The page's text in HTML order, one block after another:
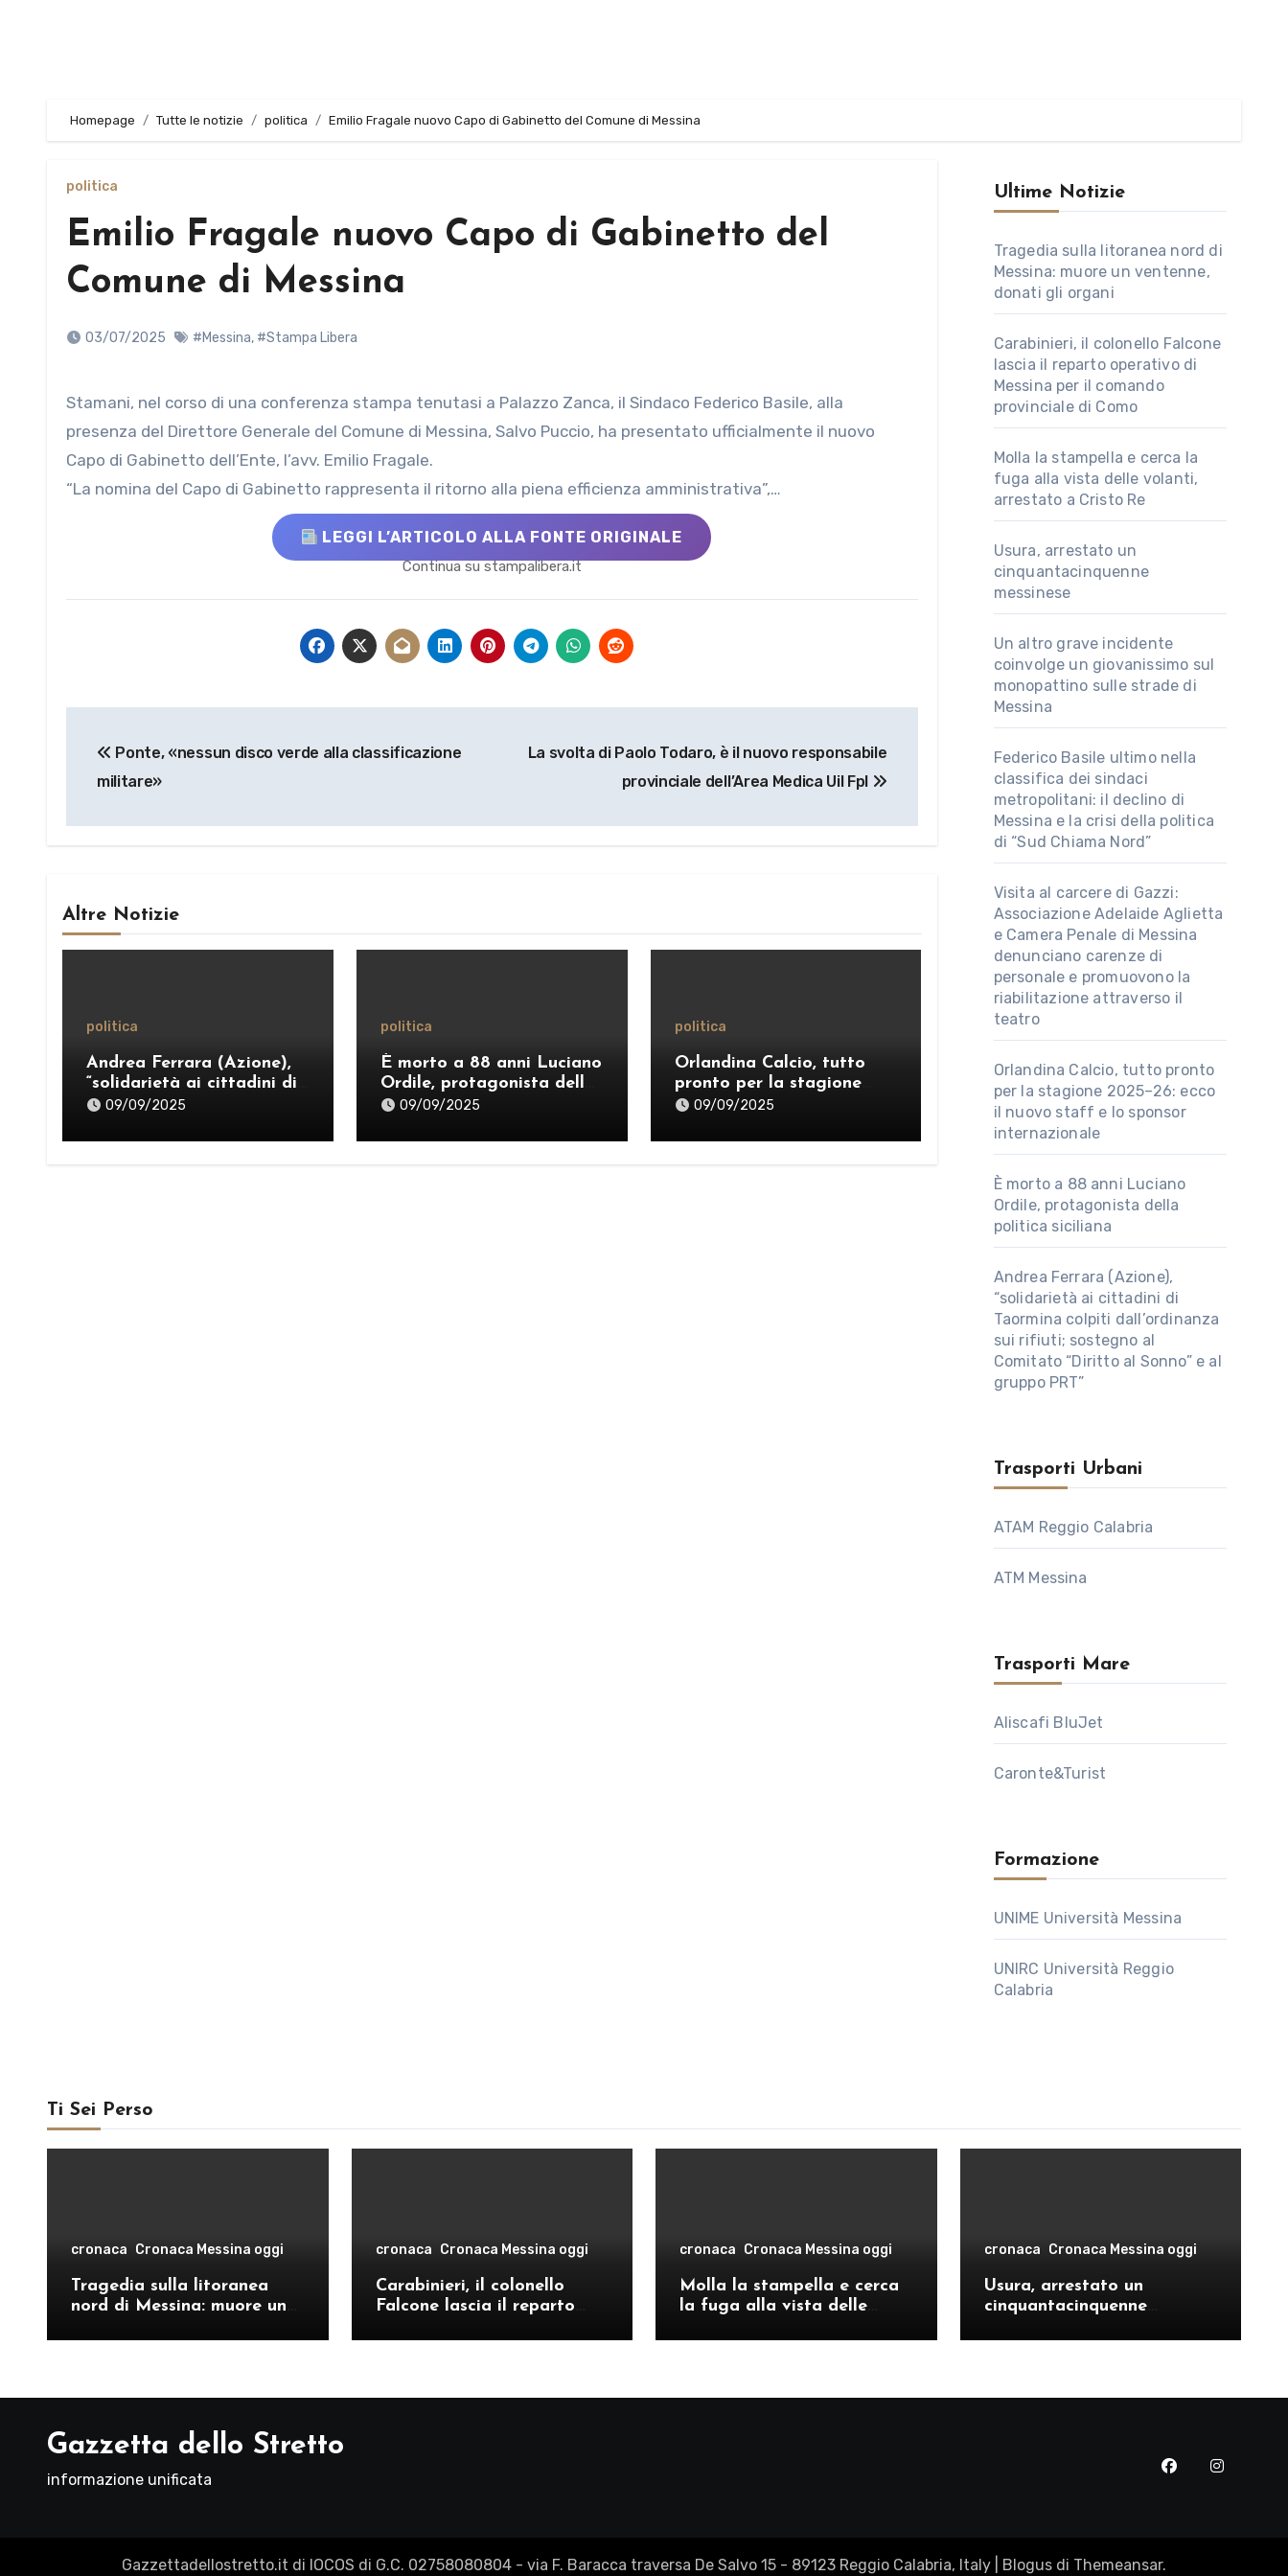
Homepage Tutte le notizie politica Emilio Fragale nuovo Capo di Gabinetto del Comune di Messina
politica
Emilio Fragale nuovo Capo di Gabinetto del
Comune di Messina
03/07/2025 #Messina, #Stampa Libera
Stamani, nel corso di una conferenza stampa tenutasi a Palazzo Zanca, il Sindaco Federico Basile, alla
presenza del Direttore Generale del Comune di Messina, Salvo Puccio, ha presentato ufficialmente il nuovo
Capo di Gabinetto dell’Ente, l’avv. Emilio Fragale.
“La nomina del Capo di Gabinetto rappresenta il ritorno alla piena efficienza amministrativa”,…
LEGGI L’ARTICOLO ALLA FONTE ORIGINALE
Continua su stampalibera.it
articoli
Ponte, «nessun disco verde alla classificazione
militare»
La svolta di Paolo Todaro, è il nuovo responsabile
provinciale dell’Area Medica Uil Fpl
Altre Notizie
politica
Andrea Ferrara (Azione),
“solidarietà ai cittadini di
Taormina colpiti
sostegno al Comitato
09/09/2025
politica
È morto a 88 anni Luciano
Ordile, protagonista della
politica siciliana
09/09/2025
politica
Orlandina Calcio, tutto
pronto per la stagione
2025–26: ecco il nuovo
internazionale
09/09/2025
Ultime Notizie
Tragedia sulla litoranea nord di
Messina: muore un ventenne,
donati gli organi
Carabinieri, il colonello Falcone
lascia il reparto operativo di
Messina per il comando
provinciale di Como
Molla la stampella e cerca la
fuga alla vista delle volanti,
arrestato a Cristo Re
Usura, arrestato un
cinquantacinquenne
messinese
Un altro grave incidente
coinvolge un giovanissimo sul
monopattino sulle strade di
Messina
Federico Basile ultimo nella
classifica dei sindaci
metropolitani: il declino di
Messina e la crisi della politica
di “Sud Chiama Nord”
Visita al carcere di Gazzi:
Associazione Adelaide Aglietta
e Camera Penale di Messina
denunciano carenze di
personale e promuovono la
riabilitazione attraverso il
teatro
Orlandina Calcio, tutto pronto
per la stagione 2025–26: ecco
il nuovo staff e lo sponsor
internazionale
È morto a 88 anni Luciano
Ordile, protagonista della
politica siciliana
Andrea Ferrara (Azione),
“solidarietà ai cittadini di
Taormina colpiti dall’ordinanza
sui rifiuti; sostegno al
Comitato “Diritto al Sonno” e al
gruppo PRT”
Trasporti Urbani
ATAM Reggio Calabria
ATM Messina
Trasporti Mare
Aliscafi BluJet
Caronte&Turist
Formazione
UNIME Università Messina
UNIRC Università Reggio
Calabria
Ti Sei Perso
cronaca Cronaca Messina oggi
Tragedia sulla litoranea
nord di Messina: muore un
cronaca Cronaca Messina oggi
Carabinieri, il colonello
Falcone lascia il reparto
comando provinciale di
cronaca Cronaca Messina oggi
Molla la stampella e cerca
la fuga alla vista delle
Re
cronaca Cronaca Messina oggi
Usura, arrestato un
cinquantacinquenne
Gazzetta dello Stretto
informazione unificata
Gazzettadellostretto.it di IOCOS di G.C. 02758080804 - via F. Baracca traversa De Salvo 15 - 89123 Reggio Calabria, Italy Blogus di Themeansar.